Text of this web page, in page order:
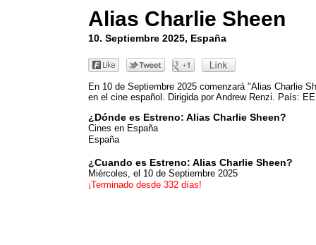
Alias Charlie Sheen
10. Septiembre 2025, España
En 10 de Septiembre 2025 comenzará "Alias Charlie
en el cine español. Dirigida por Andrew Renzi. País:
¿Dónde es Estreno: Alias Charlie Sheen?
Cines en España
España
¿Cuando es Estreno: Alias Charlie Sheen?
Miércoles, el 10 de Septiembre 2025
¡Terminado desde 332 días!